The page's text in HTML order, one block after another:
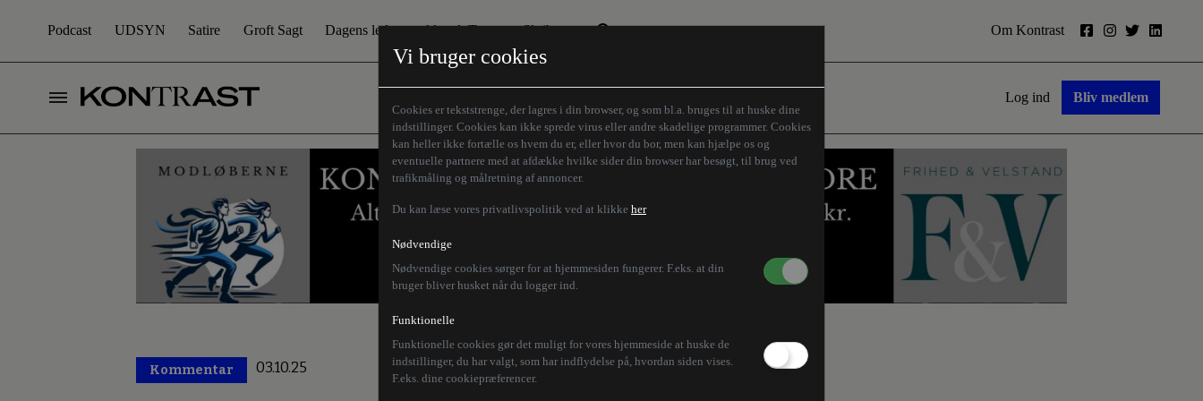
Vi bruger cookies
Cookies er tekststrenge, der lagres i din browser, og som bl.a. bruges til at huske dine
indstillinger. Cookies kan ikke sprede virus eller andre skadelige programmer. Cookies
kan heller ikke fortælle os hvem du er, eller hvor du bor, men kan hjælpe os og
eventuelle partnere med at afdække hvilke sider din browser har besøgt, til brug ved
trafikmåling og målretning af annoncer.
Du kan læse vores privatlivspolitik ved at klikke her
Nødvendige
Nødvendige cookies sørger for at hjemmesiden fungerer. F.eks. at din
bruger bliver husket når du logger ind.
Funktionelle
Funktionelle cookies gør det muligt for vores hjemmeside at huske de
indstillinger, du har valgt, som har indflydelse på, hvordan siden vises.
F.eks. dine cookiepræferencer.
Podcast UDSYN Satire Groft Sagt Dagens leder Aktuelt Tema
Den borgelige brille
Humaniora forfra
Store Danskere
Skribenter
Z-aksen
Om Kontrast
Log ind Bliv medlem
Kommentar 03.10.25